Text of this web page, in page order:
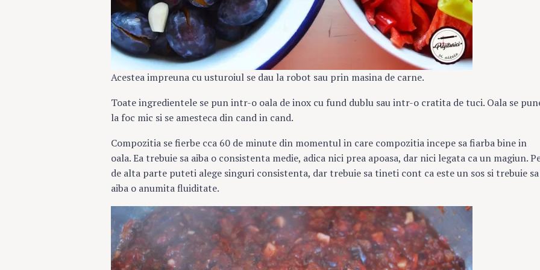
Acestea impreuna cu usturoiul se dau la robot sau prin masina de carne.
Toate ingredientele se pun intr-o oala de inox cu fund dublu sau intr-o cratita de tuci. Oala se
la foc mic si se amesteca din cand in cand.
Compozitia se fierbe cca 60 de minute din momentul in care compozitia incepe sa fiarba bine in
oala. Ea trebuie sa aiba o consistenta medie, adica nici prea apoasa, dar nici legata ca un magiun.
de alta parte puteti alege singuri consistenta, dar trebuie sa tineti cont ca este un sos si trebuie sa
aiba o anumita fluiditate.